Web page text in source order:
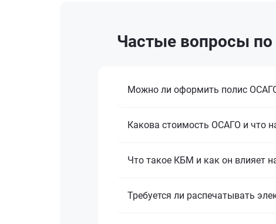
Частые вопросы по
Можно ли оформить полис ОСАГО
Какова стоимость ОСАГО и что
Что такое КБМ и как он влияет
Требуется ли распечатывать